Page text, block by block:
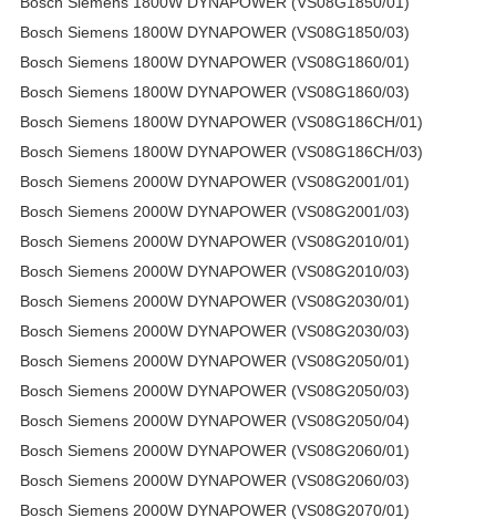
Bosch Siemens 1800W DYNAPOWER (VS08G1850/03)
Bosch Siemens 1800W DYNAPOWER (VS08G1860/01)
Bosch Siemens 1800W DYNAPOWER (VS08G1860/03)
Bosch Siemens 1800W DYNAPOWER (VS08G186CH/01)
Bosch Siemens 1800W DYNAPOWER (VS08G186CH/03)
Bosch Siemens 2000W DYNAPOWER (VS08G2001/01)
Bosch Siemens 2000W DYNAPOWER (VS08G2001/03)
Bosch Siemens 2000W DYNAPOWER (VS08G2010/01)
Bosch Siemens 2000W DYNAPOWER (VS08G2010/03)
Bosch Siemens 2000W DYNAPOWER (VS08G2030/01)
Bosch Siemens 2000W DYNAPOWER (VS08G2030/03)
Bosch Siemens 2000W DYNAPOWER (VS08G2050/01)
Bosch Siemens 2000W DYNAPOWER (VS08G2050/03)
Bosch Siemens 2000W DYNAPOWER (VS08G2050/04)
Bosch Siemens 2000W DYNAPOWER (VS08G2060/01)
Bosch Siemens 2000W DYNAPOWER (VS08G2060/03)
Bosch Siemens 2000W DYNAPOWER (VS08G2070/01)